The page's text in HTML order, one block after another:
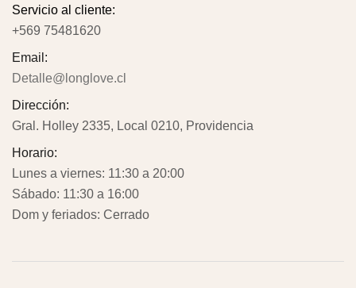
Servicio al cliente:
+569 75481620
Email:
Detalle@longlove.cl
Dirección:
Gral. Holley 2335, Local 0210, Providencia
Horario:
Lunes a viernes: 11:30 a 20:00
Sábado: 11:30 a 16:00
Dom y feriados: Cerrado